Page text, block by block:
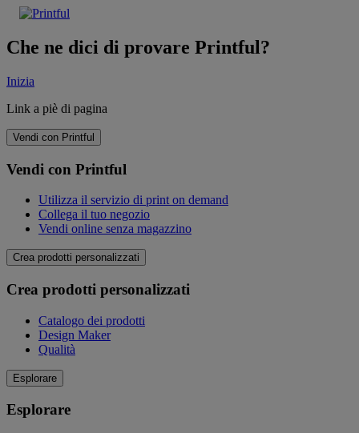
Che ne dici di provare Printful?
Inizia
Link a piè di pagina
Vendi con Printful
Vendi con Printful
Utilizza il servizio di print on demand
Collega il tuo negozio
Vendi online senza magazzino
Crea prodotti personalizzati
Crea prodotti personalizzati
Catalogo dei prodotti
Design Maker
Qualità
Esplorare
Esplorare